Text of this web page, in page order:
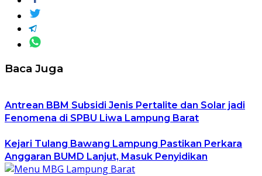
Baca Juga
Antrean BBM Subsidi Jenis Pertalite dan Solar jadi
Fenomena di SPBU Liwa Lampung Barat
Kejari Tulang Bawang Lampung Pastikan Perkara
Anggaran BUMD Lanjut, Masuk Penyidikan